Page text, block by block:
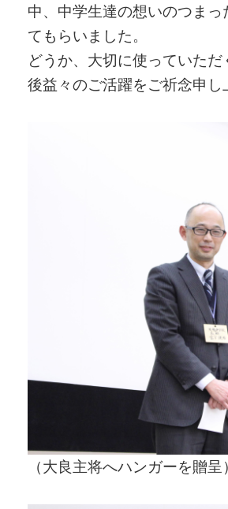
中、中学生達の想いのつま
てもらいました。
どうか、大切に使っていた
後益々のご活躍をご祈念申し
（大良主将へハンガーを贈呈）